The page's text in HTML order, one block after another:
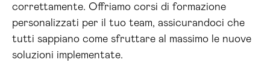
correttamente. Offriamo corsi di formazione
personalizzati per il tuo team, assicurandoci che
tutti sappiano come sfruttare al massimo le nuove
soluzioni implementate.